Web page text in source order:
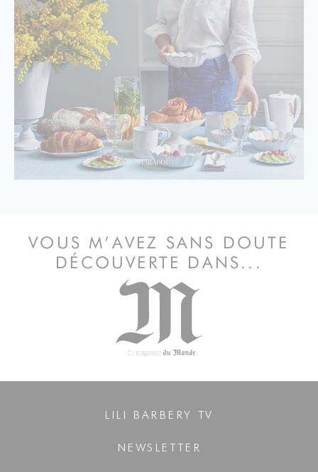
VOUS M’AVEZ SANS DOUTE
DÉCOUVERTE DANS...
LILI BARBERY TV
NEWSLETTER